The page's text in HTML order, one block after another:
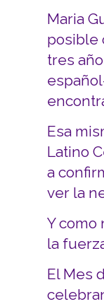
Maria
posible
tres
Esa
Latino
a
ver la
Y como
la
El Mes